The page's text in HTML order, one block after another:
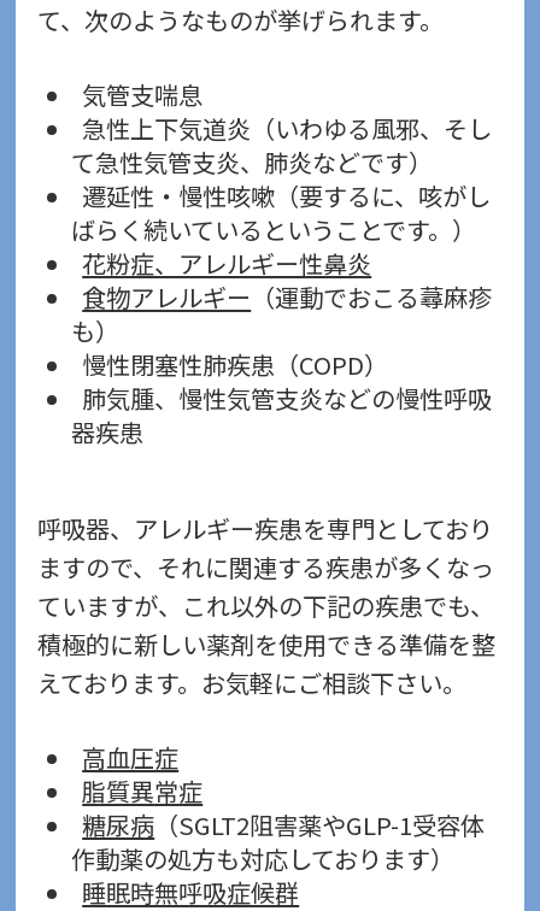
て、次のようなものが挙げられます。
気管支喘息
急性上下気道炎（いわゆる風邪、そし
て急性気管支炎、肺炎などです）
遷延性・慢性咳嗽（要するに、咳がし
ばらく続いているということです。）
花粉症、アレルギー性鼻炎
食物アレルギー （運動でおこる蕁麻疹
も）
慢性閉塞性肺疾患（COPD）
肺気腫、慢性気管支炎などの慢性呼吸
器疾患
呼吸器、アレルギー疾患を専門としており
ますので、それに関連する疾患が多くなっ
ていますが、これ以外の下記の疾患でも、
積極的に新しい薬剤を使用できる準備を整
えております。お気軽にご相談下さい。
高血圧症
脂質異常症
糖尿病 （SGLT2阻害薬やGLP-1受容体
作動薬の処方も対応しております）
睡眠時無呼吸症候群